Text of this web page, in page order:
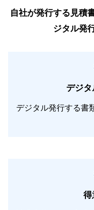
自社が発行する見積
ジタル発
デジ
デジタル発行する書
得